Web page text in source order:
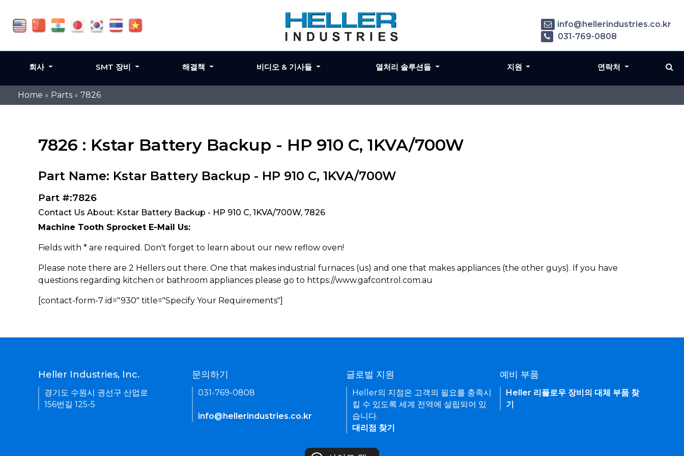
Home » Parts » 7826
7826 : Kstar Battery Backup - HP 910 C, 1KVA/700W
Part Name: Kstar Battery Backup - HP 910 C, 1KVA/700W
Part #:7826
Contact Us About: Kstar Battery Backup - HP 910 C, 1KVA/700W, 7826
Machine Tooth Sprocket E-Mail Us:
Fields with * are required. Don't forget to learn about our new reflow oven!
Please note there are 2 Hellers out there. One that makes industrial furnaces (us) and one that makes appliances (the other guys). If you have
questions regarding kitchen or bathroom appliances please go to https://www.gafcontrol.com.au
[contact-form-7 id="930" title="Specify Your Requirements"]
info@hellerindustries.co.kr
031-769-0808
회사 SMT 장비 해결책 비디오 & 기사들 열처리 솔루션들 지원 연락처
Heller Industries, Inc.
경기도 수원시 권선구 산업로
156번길 125-5
문의하기
031-769-0808
info@hellerindustries.co.kr
글로벌 지원
Heller의 지점은 고객의 필요를 충족시
킬 수 있도록 세계 전역에 설립되어 있
습니다.
대리점 찾기
예비 부품
Heller 리플로우 장비의 대체 부품 찾
기